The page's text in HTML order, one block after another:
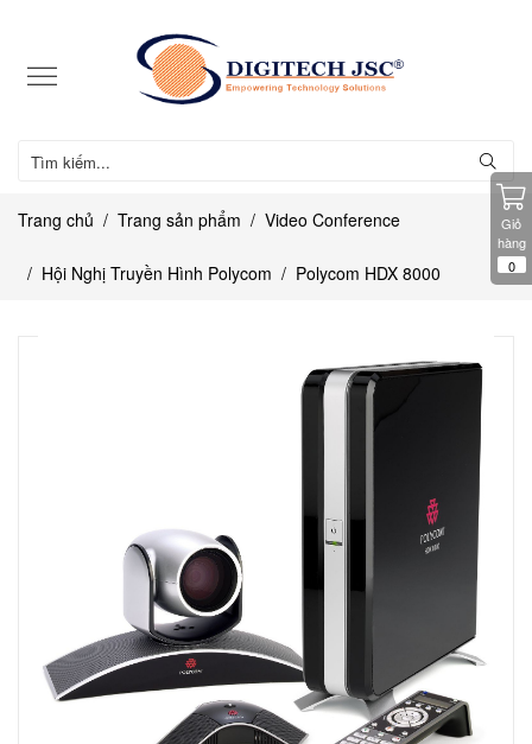
Giỏ
hàng
0
Trang chủ Trang sản phẩm Video Conference
Hội Nghị Truyền Hình Polycom Polycom HDX 8000